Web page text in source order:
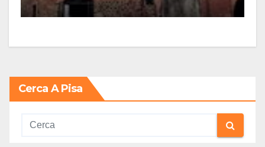
Cerca A Pisa